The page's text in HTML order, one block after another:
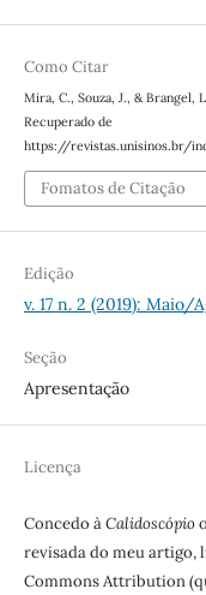
Como Citar
Mira, C., Souza, J., & Brangel,
Recuperado de
https://revistas.unisinos.br/
Fomatos de Citação
Edição
v. 17 n. 2 (2019): Maio/
Seção
Apresentação
Licença
Concedo àCalidoscópio
revisada do meu artigo,
Commons Attribution